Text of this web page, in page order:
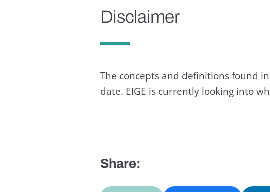
Disclaimer
The concepts and definitions found
date. EIGE is currently looking into
Share: